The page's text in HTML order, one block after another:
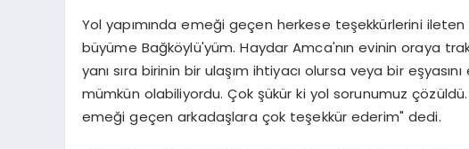
Yol yapımında emeği geçen herkese teşekkürlerini
büyüme Bağköylü'yüm. Haydar Amca'nın evinin oraya
yanı sıra birinin bir ulaşım ihtiyacı olursa veya bir
mümkün olabiliyordu. Çok şükür ki yol sorunumuz
emeği geçen arkadaşlara çok teşekkür ederim" dedi.